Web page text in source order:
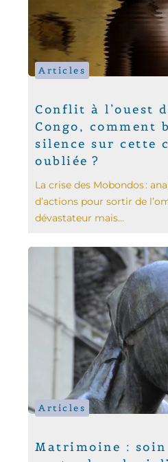
Articles
Conflit à l’ouest
Congo, comment
silence sur cette
oubliée ?
La crise des Mobondos :
d’actions pour sortir de
dévastateur mais...
Articles
Matrimoine :